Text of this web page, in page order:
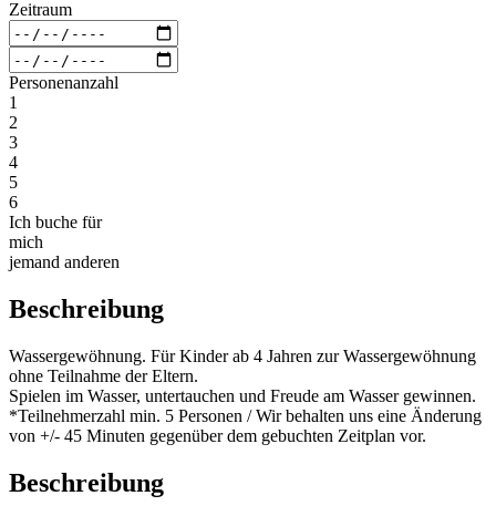
Zeitraum
Personenanzahl
1
2
3
4
5
6
Ich buche für
mich
jemand anderen
Beschreibung
Wassergewöhnung. Für Kinder ab 4 Jahren zur Wassergewöhnung
ohne Teilnahme der Eltern.
Spielen im Wasser, untertauchen und Freude am Wasser gewinnen.
*Teilnehmerzahl min. 5 Personen / Wir behalten uns eine Änderung
von +/- 45 Minuten gegenüber dem gebuchten Zeitplan vor.
Beschreibung